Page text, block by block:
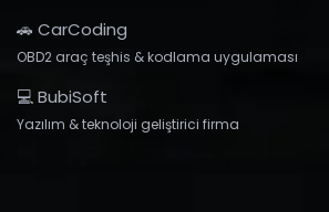
🚗 CarCoding
OBD2 araç teşhis & kodlama uygulaması
💻 BubiSoft
Yazılım & teknoloji geliştirici firma